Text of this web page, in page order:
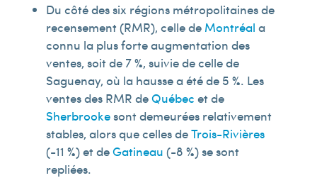
Du côté des six régions métropolitaines de
recensement (RMR), celle de Montréal a
connu la plus forte augmentation des
ventes, soit de 7 %, suivie de celle de
Saguenay, où la hausse a été de 5 %. Les
ventes des RMR deQuébec et de
Sherbrookesont demeurées relativement
stables, alors que celles deTrois-Rivières
(-11 %) et deGatineau (-8 %) se sont
repliées.